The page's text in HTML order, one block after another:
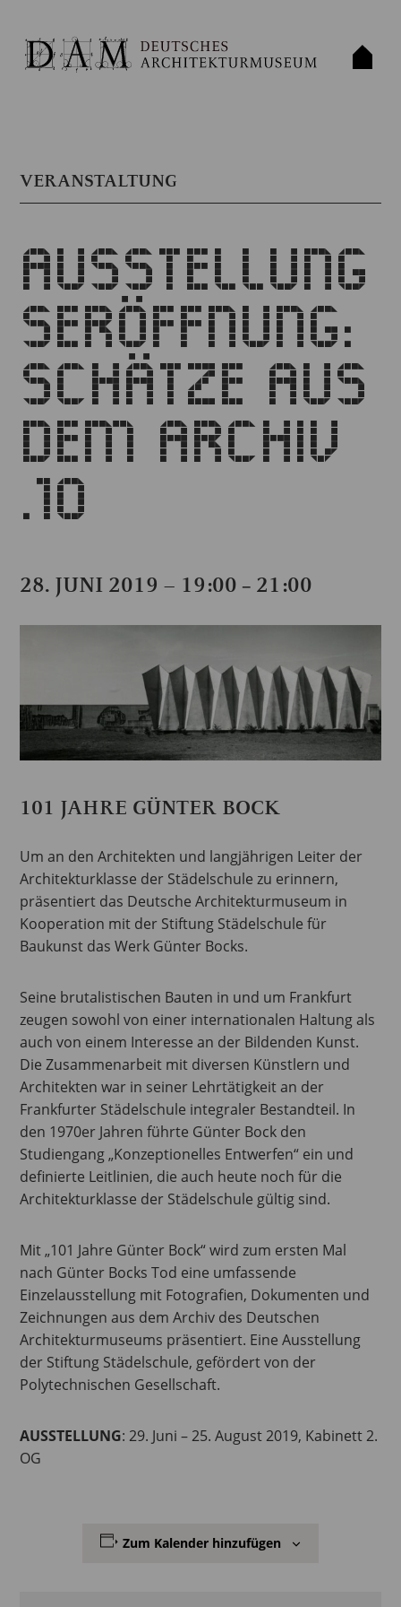
VERANSTALTUNG
AUSSTELLUNG
SERÖFFNUNG:
SCHÄTZE AUS
DEM ARCHIV
.10
28. JUNI 2019 – 19:00 – 21:00
101 JAHRE GÜNTER BOCK
Um an den Architekten und langjährigen Leiter der
Architekturklasse der Städelschule zu erinnern,
präsentiert das Deutsche Architekturmuseum in
Kooperation mit der Stiftung Städelschule für
Baukunst das Werk Günter Bocks.
Seine brutalistischen Bauten in und um Frankfurt
zeugen sowohl von einer internationalen Haltung als
auch von einem Interesse an der Bildenden Kunst.
Die Zusammenarbeit mit diversen Künstlern und
Architekten war in seiner Lehrtätigkeit an der
Frankfurter Städelschule integraler Bestandteil. In
den 1970er Jahren führte Günter Bock den
Studiengang „Konzeptionelles Entwerfen“ ein und
definierte Leitlinien, die auch heute noch für die
Architekturklasse der Städelschule gültig sind.
Mit „101 Jahre Günter Bock“ wird zum ersten Mal
nach Günter Bocks Tod eine umfassende
Einzelausstellung mit Fotografien, Dokumenten und
Zeichnungen aus dem Archiv des Deutschen
Architekturmuseums präsentiert. Eine Ausstellung
der Stiftung Städelschule, gefördert von der
Polytechnischen Gesellschaft.
AUSSTELLUNG: 29. Juni – 25. August 2019, Kabinett 2.
OG
Zum Kalender hinzufügen